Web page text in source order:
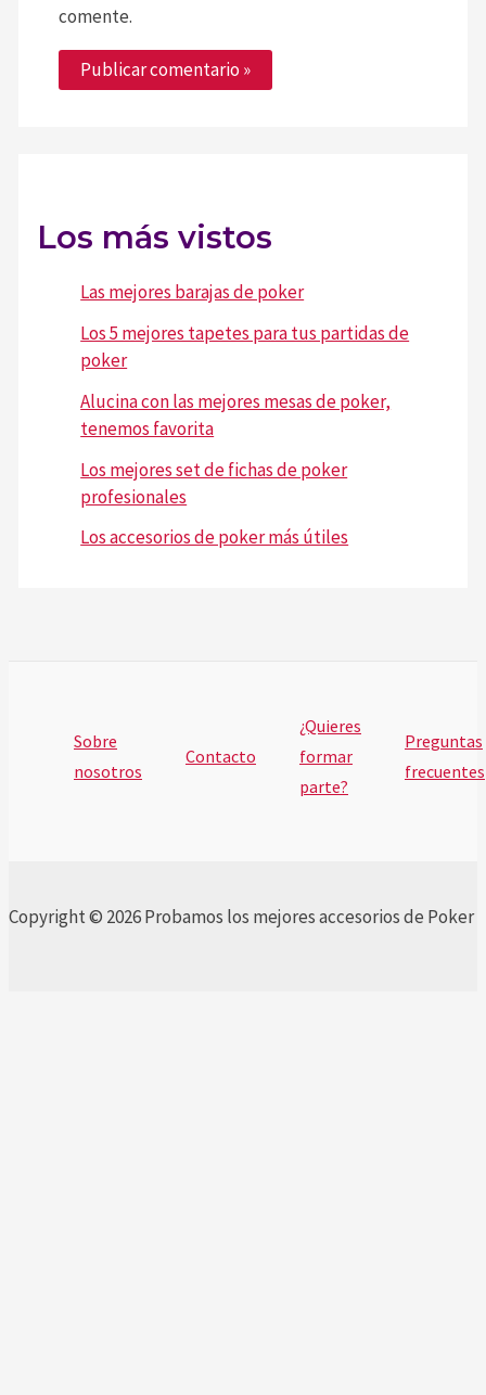
comente.
Los más vistos
Las mejores barajas de poker
Los 5 mejores tapetes para tus partidas de
poker
Alucina con las mejores mesas de poker,
tenemos favorita
Los mejores set de fichas de poker
profesionales
Los accesorios de poker más útiles
Sobre
nosotros
Contacto
¿Quieres
formar
parte?
Preguntas
frecuentes
Copyright © 2026 Probamos los mejores accesorios de Poker